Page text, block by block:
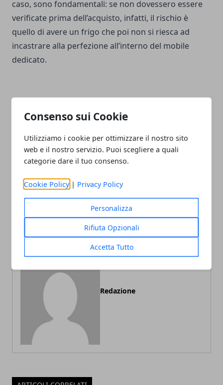
Consenso sui Cookie
Utilizziamo i cookie per ottimizzare il nostro sito
web e il nostro servizio. Puoi scegliere a quali
categorie dare il tuo consenso.
Cookie Policy | Privacy Policy
Personalizza
Rifiuta Opzionali
Accetta Tutto
caso, sono fondamentali: se non dovessero essere
verificate prima dell’acquisto, infatti, il rischio è
quello di avere un frigo che poi non si riesca ad
incastrare alla perfezione all’interno del mobile
dedicato.
Articolo Precedente
Internet Archive, oltre 2500
giochi MS-DOS lanciati
iPhone: come realizzarle
Redazione